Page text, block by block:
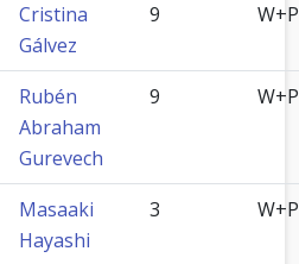
Cristina
Gálvez
9 W+P
Rubén
Abraham
Gurevech
9 W+P
Masaaki
Hayashi
3 W+P